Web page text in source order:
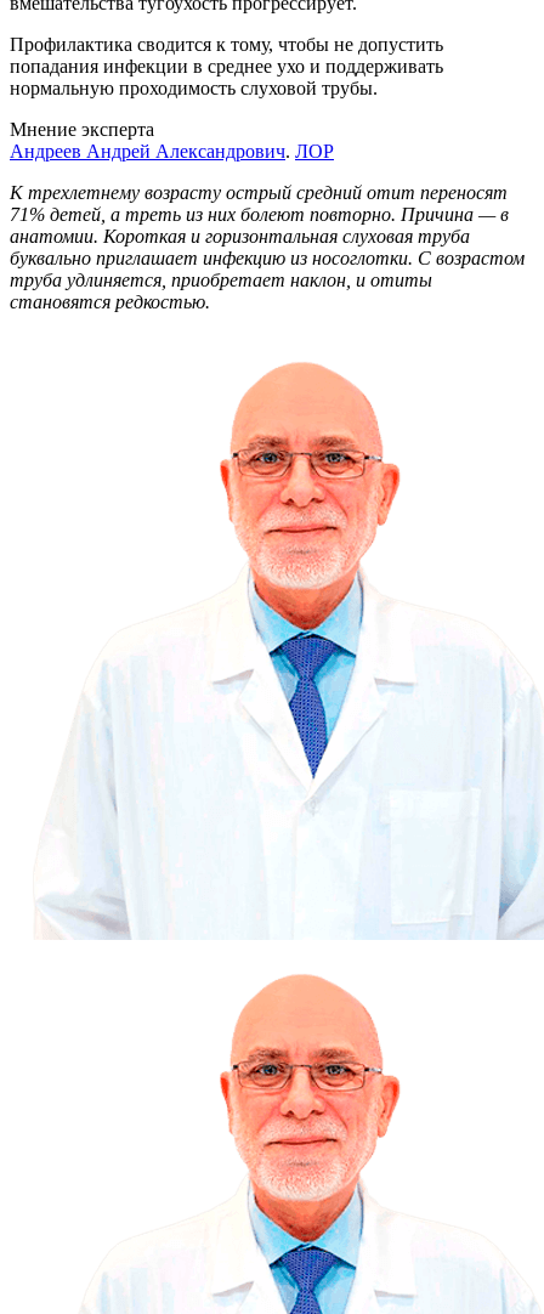
Профилактика сводится к тому, чтобы не допустить
попадания инфекции в среднее ухо и поддерживать
нормальную проходимость слуховой трубы.
Мнение эксперта
Андреев Андрей Александрович. ЛОР
К трехлетнему возрасту острый средний отит переносят
71% детей, а треть из них болеют повторно. Причина — в
анатомии. Короткая и горизонтальная слуховая труба
буквально приглашает инфекцию из носоглотки. С возрастом
труба удлиняется, приобретает наклон, и отиты
становятся редкостью.